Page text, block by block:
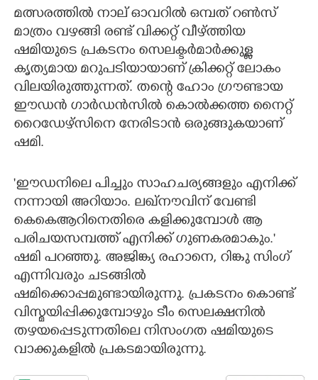
മത്സരത്തിൽ നാല് ഓവറിൽ ഒമ്പത് റൺസ്
മാത്രം വഴങ്ങി രണ്ട് വിക്കറ്റ് വീഴ്ത്തിയ
ഷമിയുടെ പ്രകടനം സെലക്ടർമാർക്കുള്ള
കൃത്യമായ മറുപടിയായാണ് ക്രിക്കറ്റ് ലോകം
വിലയിരുത്തുന്നത്. തന്റെ ഹോം ഗ്രൗണ്ടായ
ഈഡൻ ഗാർഡൻസിൽ കൊൽക്കത്ത നൈറ്റ്
റൈഡേഴ്സിനെ നേരിടാൻ ഒരുങ്ങുകയാണ്
ഷമി.
'ഈഡനിലെ പിച്ചും സാഹചര്യങ്ങളും എനിക്ക്
നന്നായി അറിയാം. ലഖ്നൗവിന് വേണ്ടി
കെകെആറിനെതിരെ കളിക്കുമ്പോൾ ആ
പരിചയസമ്പത്ത് എനിക്ക് ഗുണകരമാകും.'
ഷമി പറഞ്ഞു. അജിങ്ക്യ രഹാനെ, റിങ്കു സിംഗ്
എന്നിവരും ചടങ്ങിൽ
ഷമിക്കൊപ്പമുണ്ടായിരുന്നു. പ്രകടനം കൊണ്ട്
വിസ്മയിപ്പിക്കുമ്പോഴും ടീം സെലക്ഷനിൽ
തഴയപ്പെടുന്നതിലെ നിസംഗത ഷമിയുടെ
വാക്കുകളിൽ പ്രകടമായിരുന്നു.